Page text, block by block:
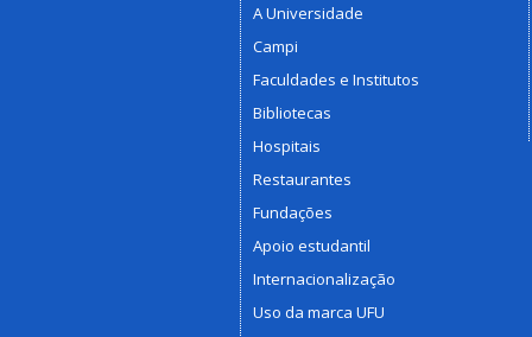
A Universidade
Campi
Faculdades e Institutos
Bibliotecas
Hospitais
Restaurantes
Fundações
Apoio estudantil
Internacionalização
Uso da marca UFU